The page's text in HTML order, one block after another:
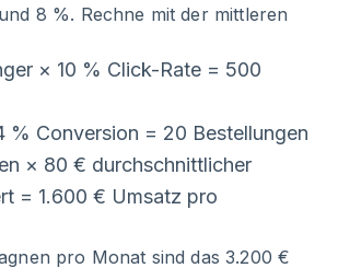
8 %. Rechne mit der mittleren
× 10 % Click-Rate = 500
% Conversion = 20 Bestellungen
× 80 € durchschnittlicher
= 1.600 € Umsatz pro
pro Monat sind das 3.200 €